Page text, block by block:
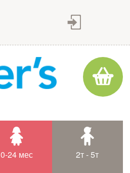
0-24 мес 2т - 5т